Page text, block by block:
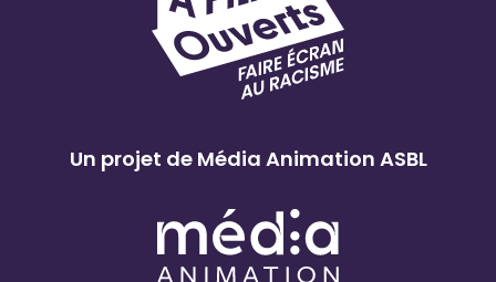
Un projet de Média Animation ASBL